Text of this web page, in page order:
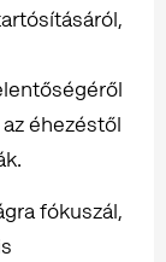
éhezéstől
fókuszál,